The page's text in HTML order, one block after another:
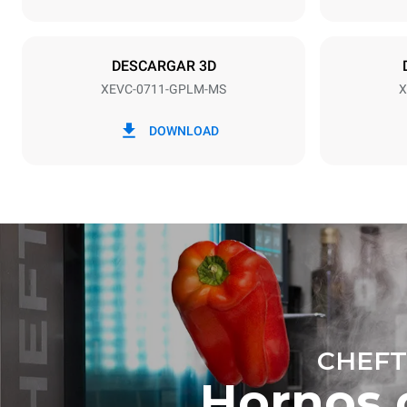
Estimación
DESCARGAR 3D
XEVC-0711-GPLM-MS
DOWNLOAD